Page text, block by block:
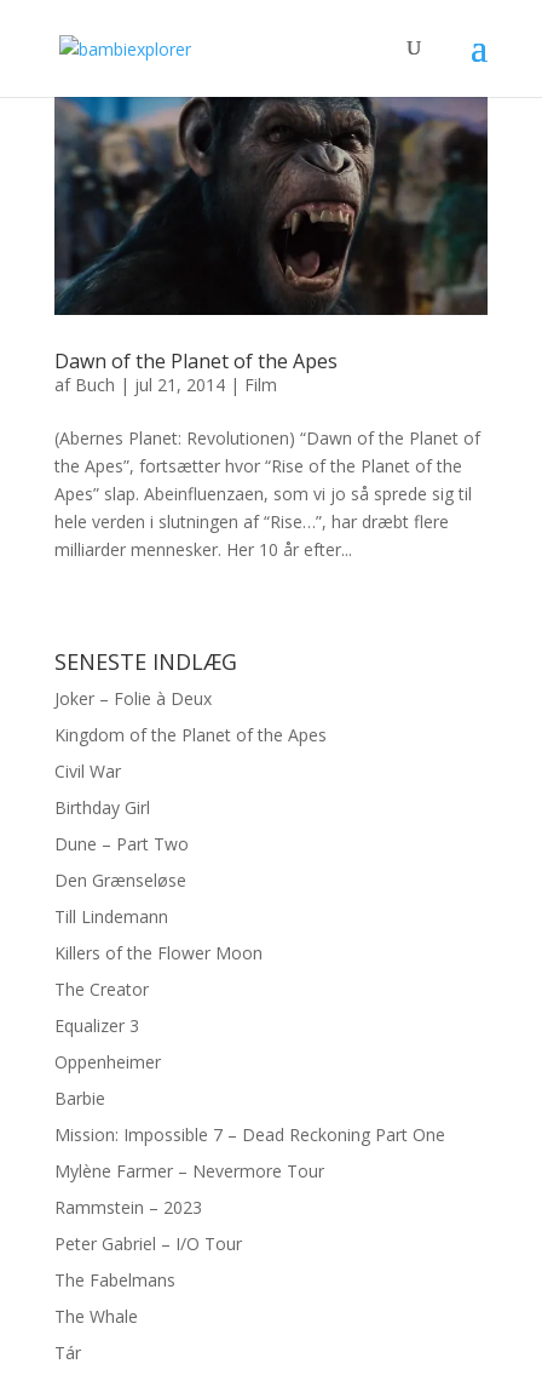
Dawn of the Planet of the Apes
af Buch | jul 21, 2014| Film
(Abernes Planet: Revolutionen) “Dawn of the Planet of
the Apes”, fortsætter hvor “Rise of the Planet of the
Apes” slap. Abeinfluenzaen, som vi jo så sprede sig til
hele verden i slutningen af “Rise…”, har dræbt flere
milliarder mennesker. Her 10 år efter...
SENESTE INDLÆG
Joker – Folie à Deux
Kingdom of the Planet of the Apes
Civil War
Birthday Girl
Dune – Part Two
Den Grænseløse
Till Lindemann
Killers of the Flower Moon
The Creator
Equalizer 3
Oppenheimer
Barbie
Mission: Impossible 7 – Dead Reckoning Part One
Mylène Farmer – Nevermore Tour
Rammstein – 2023
Peter Gabriel – I/O Tour
The Fabelmans
The Whale
Tár